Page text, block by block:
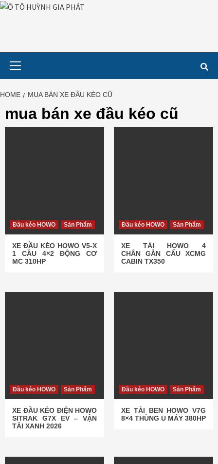
HOME MUA BÁN XE ĐẦU KÉO CŨ
mua bán xe đầu kéo cũ
Đầu kéo HOWO Sản Phẩm
XE ĐẦU KÉO HOWO V5-X
1 CẦU 4×2 ĐỘNG CƠ
MC 310HP
Đầu kéo HOWO Sản Phẩm
XE TẢI HOWO 4
CHÂN GẮN CẨU XCMG
CABIN TX350
Đầu kéo HOWO Sản Phẩm
XE ĐẦU KÉO ĐIỆN HOWO
SITRAK G7X EV – VẬN
TẢI XANH 2026
Đầu kéo HOWO Sản Phẩm
XE TẢI BEN HOWO V7G
8×4 THÙNG U MÁY 380HP